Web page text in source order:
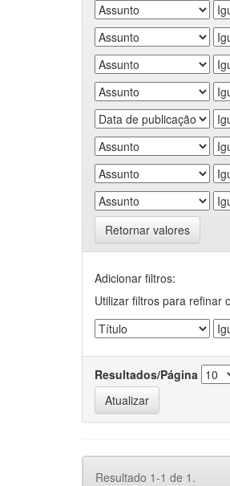
Retornar valores
Adicionar filtros:
Utilizar filtros para refinar
Resultados/Página
Resultado 1-1 de 1.